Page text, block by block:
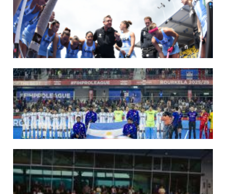
Del 15 al 30 de agosto disputarán el Mundial en Países Bajos y Bélgica.
LEER MÁS
09/07/2026
MUNDIAL 2026: LAS LEONAS CONVOCADAS POR FERNANDO F...
Del 15 al 30 de agosto disputarán el Mundial 2026 en Países Bajos y Bélgica.
LEER MÁS
29/05/2026
LOS LEONES CONVOCADOS PARA LA VENTANA EUROPEA DE P...
En junio, el seleccionado nacional disputará las últimas dos ventanas de Pro
League 2025-26 en Inglaterra y Alemania.
LEER MÁS